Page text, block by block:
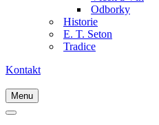
Odborky
Historie
E. T. Seton
Tradice
Kontakt
Menu
Navigační
Navigační